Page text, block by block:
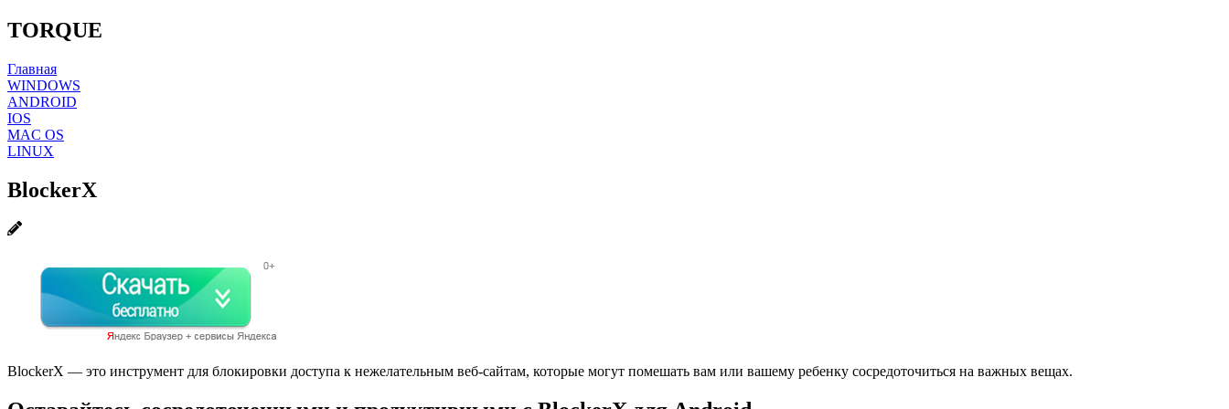
TORQUE
Главная
WINDOWS
ANDROID
IOS
MAC OS
LINUX
BlockerX
BlockerX — это инструмент для блокировки доступа к нежелательным веб-сайтам, которые могут помешать вам или вашему ребенку сосредоточиться на важных вещах.